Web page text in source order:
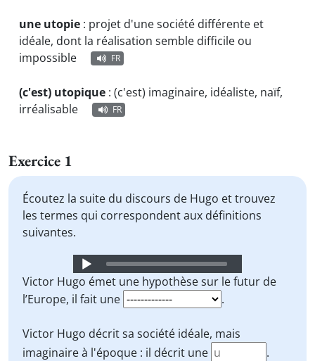
une utopie : projet d'une société différente et
idéale, dont la réalisation semble difficile ou
impossible
FR
(c'est) utopique : (c'est) imaginaire, idéaliste, naïf,
irréalisable
FR
Exercice 1
Écoutez la suite du discours de Hugo et trouvez
les termes qui correspondent aux définitions
suivantes.
Audio
Player
Victor Hugo émet une hypothèse sur le futur de
l’Europe, il fait une
.
Victor Hugo décrit sa société idéale, mais
imaginaire à l'époque : il décrit une
.